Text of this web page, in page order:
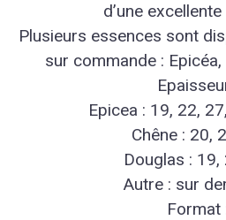
d’une
Plusieurs essences sont
sur commande :
Epicea : 19, 22,
Chêne : 20,
Douglas : 19,
Autre : sur
Format